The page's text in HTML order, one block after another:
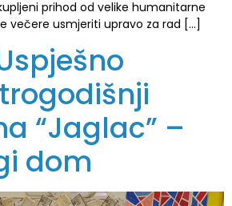
prihod od velike humanitarne
večere usmjeriti upravo za rad […]
“Jaglac” –
dom